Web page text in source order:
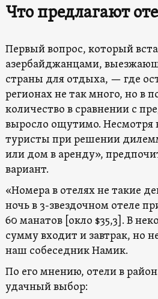
Что предлагают
Первый вопрос, который
азербайджанцами,
страны для отдыха, — где
регионах не так много, но в
количество в сравнении с
выросло ощутимо. Несмотря
туристы при решении
или дом в аренду»,
вариант.
«Номера в отелях не такие
ночь в 3-звездочном отеле
60 манатов [окло $35,3]. В
сумму входит и завтрак, но
наш собеседник Намик.
По его мнению, отели в
удачный выбор: